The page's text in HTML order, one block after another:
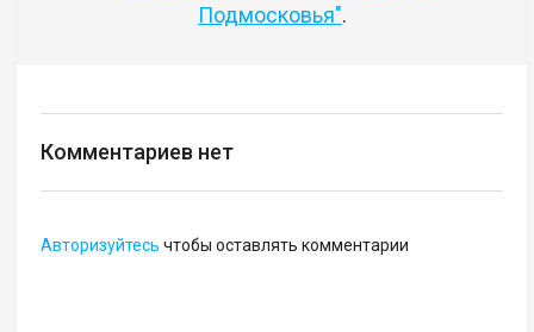
Подмосковья".
Комментариев нет
Авторизуйтесь чтобы оставлять комментарии